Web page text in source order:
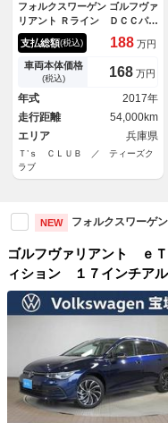
フォルクスワーゲン ゴルフヴァ
リアント Ｒライン ＤＣＣパッ
ケージ 禁煙車 キセノン 純
正ナビ地デジ ＳＳＲ１８イン
チアルミ アイバッハサスアイ
ンザッツマフラー アダクティ
ブクルーズコントロール ＥＴ
Ｃ レーンアシスト ＰＰＴス
ロットルコントローラー
支払総額(税込) 188 万円
車両本体価格
(税込) 168 万円
年式
2017年
走行距離
54,000km
エリア
兵庫県
Ｔ’ｓ ＣＬＵＢ ／ ティーズク
ラブ
NEW フォルクスワーゲン
ゴルフヴァリアント ｅ
ィション １７インチア
スト ブラインドスポッ
クアラート ヘッドアッ